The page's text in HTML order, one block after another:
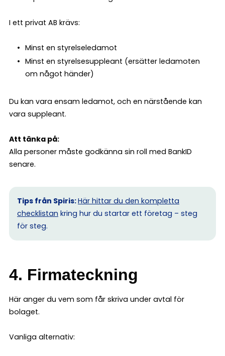
I ett privat AB krävs:
Minst en styrelseledamot
Minst en styrelsesuppleant (ersätter ledamoten
om något händer)
Du kan vara ensam ledamot, och en närstående kan
vara suppleant.
Att tänka på:
Alla personer måste godkänna sin roll med BankID
senare.
Tips från Spiris:Här hittar du den kompletta
checklistan kring hur du startar ett företag – steg
för steg.
4. Firmateckning
Här anger du vem som får skriva under avtal för
bolaget.
Vanliga alternativ: